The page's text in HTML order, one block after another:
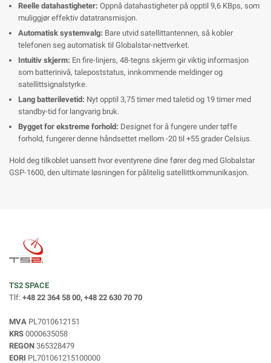
Reelle datahastigheter: Oppnå datahastigheter på opptil 9,6 KBps, som
muliggjør effektiv datatransmisjon.
Automatisk systemvalg: Bare utvid satellittantennen, så kobler
telefonen seg automatisk til Globalstar-nettverket.
Intuitiv skjerm: En fire-linjers, 48-tegns skjerm gir viktig informasjon
som batterinivå, talepoststatus, innkommende meldinger og
satellittsignalstyrke.
Lang batterilevetid: Nyt opptil 3,75 timer med taletid og 19 timer med
standby-tid for langvarig bruk.
Bygget for ekstreme forhold: Designet for å fungere under tøffe
forhold, fungerer denne håndsettet mellom -20 til +55 grader Celsius.
Hold deg tilkoblet uansett hvor eventyrene dine fører deg med Globalstar
GSP-1600, den ultimate løsningen for pålitelig satellittkommunikasjon.
TS2 SPACE
Tlf: +48 22 364 58 00, +48 22 630 70 70
MVA PL7010612151
KRS 0000635058
REGON 365328479
EORI PL701061215100000